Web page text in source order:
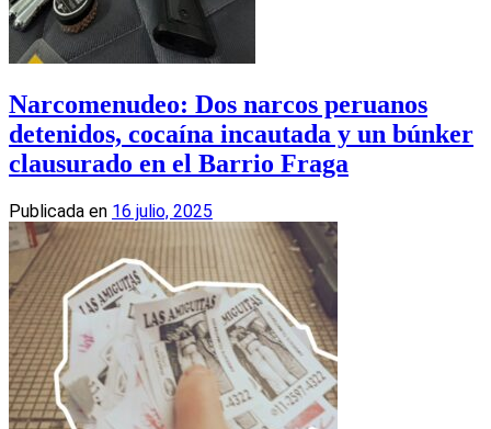
Narcomenudeo: Dos narcos peruanos
detenidos, cocaína incautada y un búnker
clausurado en el Barrio Fraga
Publicada en 16 julio, 2025